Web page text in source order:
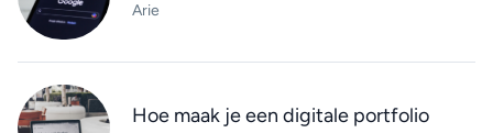
Arie
Hoe maak je een digitale portfolio